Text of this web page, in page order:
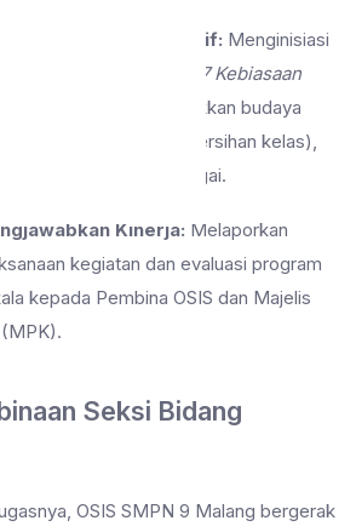
Sekolah yang Positif: Menginisiasi
7 Kebiasaan
, seperti menggalakkan budaya
ramah lingkungan (kebersihan kelas),
sikap saling menghargai.
Kinerja: Melaporkan
kegiatan dan evaluasi program
kepada Pembina OSIS dan Majelis
Seksi Bidang
OSIS SMPN 9 Malang bergerak